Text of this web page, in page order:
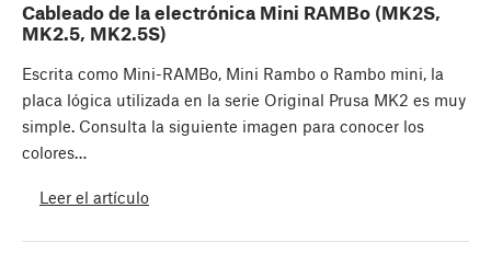
Cableado de la electrónica Mini RAMBo (MK2S,
MK2.5, MK2.5S)
Escrita como Mini-RAMBo, Mini Rambo o Rambo mini, la
placa lógica utilizada en la serie Original Prusa MK2 es muy
simple. Consulta la siguiente imagen para conocer los
colores…
Leer el artículo